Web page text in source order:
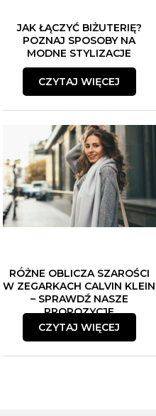
JAK ŁĄCZYĆ BIŻUTERIĘ?
POZNAJ SPOSOBY NA
MODNE STYLIZACJE
CZYTAJ WIĘCEJ
RÓŻNE OBLICZA SZAROŚCI
W ZEGARKACH CALVIN KLEIN
– SPRAWDŹ NASZE
PROPOZYCJE
CZYTAJ WIĘCEJ